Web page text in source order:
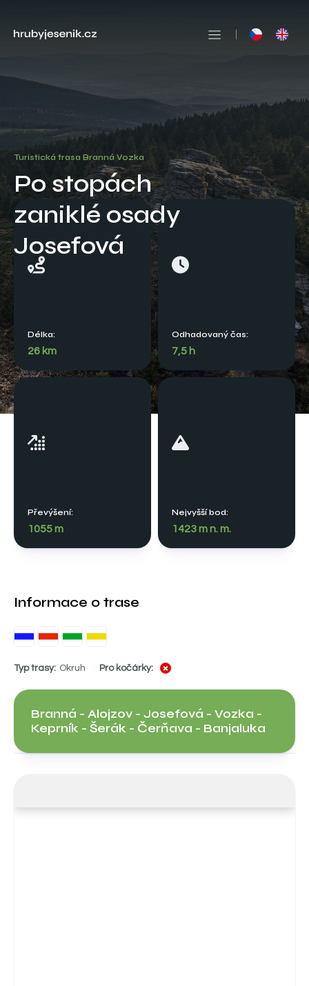
Turistická trasa Branná Vozka
Po stopách
zaniklé osady
Josefová
Délka:
26 km
Odhadovaný čas:
7,5 h
Převýšení:
1055 m
Nejvyšší bod:
1423 m n. m.
Informace o trase
Typ trasy: Okruh Pro kočárky:
Branná - Alojzov - Josefová - Vozka -
Keprník - Šerák - Čerňava - Banjaluka